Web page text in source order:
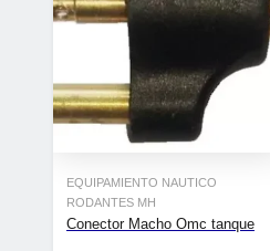
EQUIPAMIENTO NAUTICO
RODANTES MH
Conector Macho Omc tanque